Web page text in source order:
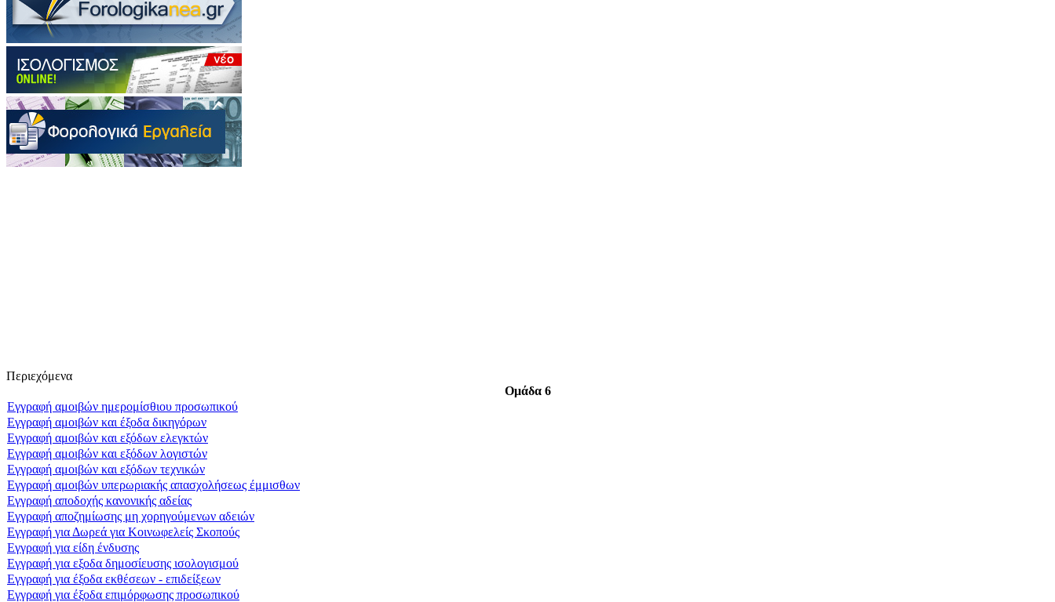
Περιεχόμενα
Ομάδα 6
Εγγραφή αμοιβών ημερομίσθιου προσωπικού
Εγγραφή αμοιβών και έξοδα δικηγόρων
Εγγραφή αμοιβών και εξόδων ελεγκτών
Εγγραφή αμοιβών και εξόδων λογιστών
Εγγραφή αμοιβών και εξόδων τεχνικών
Εγγραφή αμοιβών υπερωριακής απασχολήσεως έμμισθων
Εγγραφή αποδοχής κανονικής αδείας
Εγγραφή αποζημίωσης μη χορηγούμενων αδειών
Εγγραφή για Δωρεά για Κοινωφελείς Σκοπούς
Εγγραφή για είδη ένδυσης
Εγγραφή για εξοδα δημοσίευσης ισολογισμού
Εγγραφή για έξοδα εκθέσεων - επιδείξεων
Εγγραφή για έξοδα επιμόρφωσης προσωπικού